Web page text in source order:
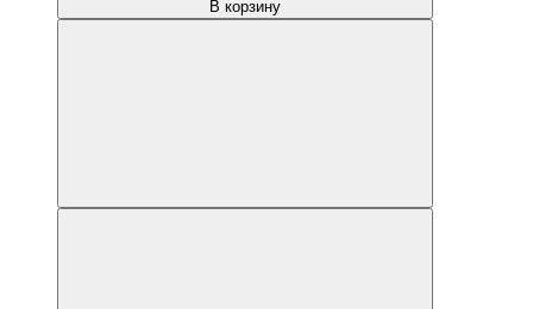
В корзину